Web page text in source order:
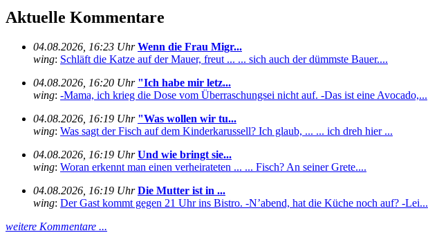
Aktuelle Kommentare
04.08.2026, 16:23 Uhr Wenn die Frau Migr...
wing: Schläft die Katze auf der Mauer, freut ... ... sich auch der dümmste Bauer....
04.08.2026, 16:20 Uhr "Ich habe mir letz...
wing: -Mama, ich krieg die Dose vom Überraschungsei nicht auf. -Das ist eine Avocado,...
04.08.2026, 16:19 Uhr "Was wollen wir tu...
wing: Was sagt der Fisch auf dem Kinderkarussell? Ich glaub, ... ... ich dreh hier ...
04.08.2026, 16:19 Uhr Und wie bringt sie...
wing: Woran erkennt man einen verheirateten ... ... Fisch? An seiner Grete....
04.08.2026, 16:19 Uhr Die Mutter ist in ...
wing: Der Gast kommt gegen 21 Uhr ins Bistro. -N’abend, hat die Küche noch auf? -Lei...
weitere Kommentare ...